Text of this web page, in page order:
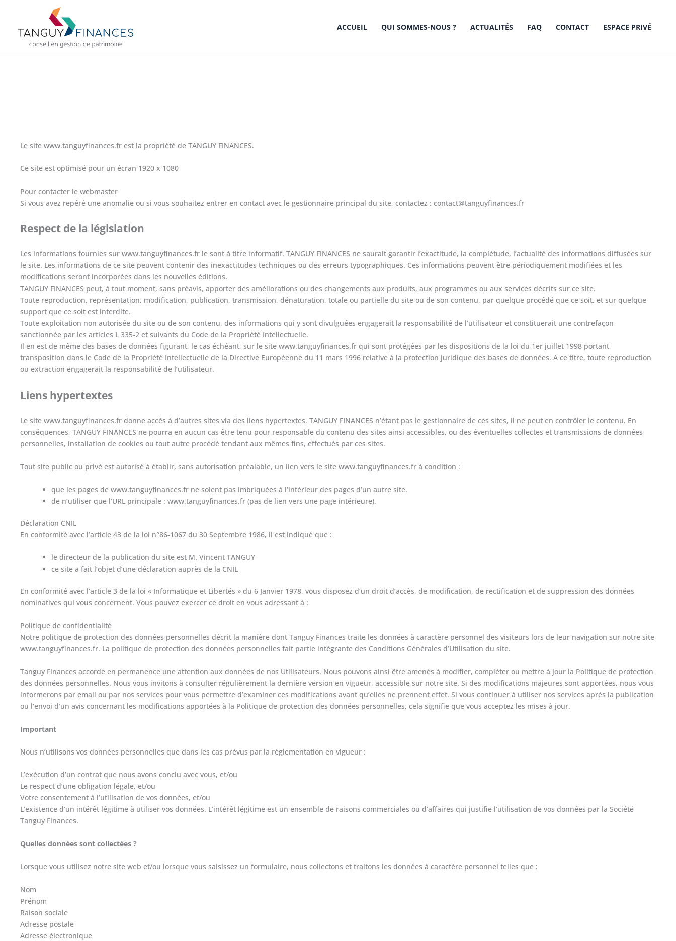
contenu
ACCUEIL QUI SOMMES-NOUS ? ACTUALITÉS FAQ CONTACT ESPACE PRIVÉ
Le site www.tanguyfinances.fr est la propriété de TANGUY FINANCES.
Ce site est optimisé pour un écran 1920 x 1080
Pour contacter le webmaster
Si vous avez repéré une anomalie ou si vous souhaitez entrer en contact avec le gestionnaire principal du site, contactez : contact@tanguyfinances.fr
Respect de la législation
Les informations fournies sur www.tanguyfinances.fr le sont à titre informatif. TANGUY FINANCES ne saurait garantir l’exactitude, la complétude, l’actualité des informations diffusées sur
le site. Les informations de ce site peuvent contenir des inexactitudes techniques ou des erreurs typographiques. Ces informations peuvent être périodiquement modifiées et les
modifications seront incorporées dans les nouvelles éditions.
TANGUY FINANCES peut, à tout moment, sans préavis, apporter des améliorations ou des changements aux produits, aux programmes ou aux services décrits sur ce site.
Toute reproduction, représentation, modification, publication, transmission, dénaturation, totale ou partielle du site ou de son contenu, par quelque procédé que ce soit, et sur quelque
support que ce soit est interdite.
Toute exploitation non autorisée du site ou de son contenu, des informations qui y sont divulguées engagerait la responsabilité de l’utilisateur et constituerait une contrefaçon
sanctionnée par les articles L 335-2 et suivants du Code de la Propriété Intellectuelle.
Il en est de même des bases de données figurant, le cas échéant, sur le site www.tanguyfinances.fr qui sont protégées par les dispositions de la loi du 1er juillet 1998 portant
transposition dans le Code de la Propriété Intellectuelle de la Directive Européenne du 11 mars 1996 relative à la protection juridique des bases de données. A ce titre, toute reproduction
ou extraction engagerait la responsabilité de l’utilisateur.
Liens hypertextes
Le site www.tanguyfinances.fr donne accès à d’autres sites via des liens hypertextes. TANGUY FINANCES n’étant pas le gestionnaire de ces sites, il ne peut en contrôler le contenu. En
conséquences, TANGUY FINANCES ne pourra en aucun cas être tenu pour responsable du contenu des sites ainsi accessibles, ou des éventuelles collectes et transmissions de données
personnelles, installation de cookies ou tout autre procédé tendant aux mêmes fins, effectués par ces sites.
Tout site public ou privé est autorisé à établir, sans autorisation préalable, un lien vers le site www.tanguyfinances.fr à condition :
que les pages de www.tanguyfinances.fr ne soient pas imbriquées à l’intérieur des pages d’un autre site.
de n’utiliser que l’URL principale : www.tanguyfinances.fr (pas de lien vers une page intérieure).
Déclaration CNIL
En conformité avec l’article 43 de la loi n°86-1067 du 30 Septembre 1986, il est indiqué que :
le directeur de la publication du site est M. Vincent TANGUY
ce site a fait l’objet d’une déclaration auprès de la CNIL
En conformité avec l’article 3 de la loi « Informatique et Libertés » du 6 Janvier 1978, vous disposez d’un droit d’accès, de modification, de rectification et de suppression des données
nominatives qui vous concernent. Vous pouvez exercer ce droit en vous adressant à :
Politique de confidentialité
Notre politique de protection des données personnelles décrit la manière dont Tanguy Finances traite les données à caractère personnel des visiteurs lors de leur navigation sur notre site
www.tanguyfinances.fr. La politique de protection des données personnelles fait partie intégrante des Conditions Générales d’Utilisation du site.
Tanguy Finances accorde en permanence une attention aux données de nos Utilisateurs. Nous pouvons ainsi être amenés à modifier, compléter ou mettre à jour la Politique de protection
des données personnelles. Nous vous invitons à consulter régulièrement la dernière version en vigueur, accessible sur notre site. Si des modifications majeures sont apportées, nous vous
informerons par email ou par nos services pour vous permettre d’examiner ces modifications avant qu’elles ne prennent effet. Si vous continuer à utiliser nos services après la publication
ou l’envoi d’un avis concernant les modifications apportées à la Politique de protection des données personnelles, cela signifie que vous acceptez les mises à jour.
Important
Nous n’utilisons vos données personnelles que dans les cas prévus par la réglementation en vigueur :
L’exécution d’un contrat que nous avons conclu avec vous, et/ou
Le respect d’une obligation légale, et/ou
Votre consentement à l’utilisation de vos données, et/ou
L’existence d’un intérêt légitime à utiliser vos données. L’intérêt légitime est un ensemble de raisons commerciales ou d’affaires qui justifie l’utilisation de vos données par la Société
Tanguy Finances.
Quelles données sont collectées ?
Lorsque vous utilisez notre site web et/ou lorsque vous saisissez un formulaire, nous collectons et traitons les données à caractère personnel telles que :
Nom
Prénom
Raison sociale
Adresse postale
Adresse électronique